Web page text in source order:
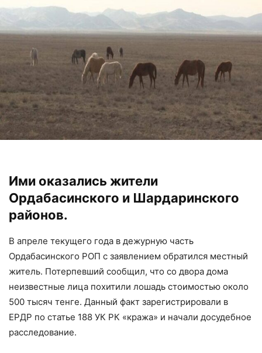
Ими оказались жители
Ордабасинского и Шардаринского
районов.
В апреле текущего года в дежурную часть
Ордабасинского РОП с заявлением обратился местный
житель. Потерпевший сообщил, что со двора дома
неизвестные лица похитили лошадь стоимостью около
500 тысяч тенге. Данный факт зарегистрировали в
ЕРДР по статье 188 УК РК «кража» и начали досудебное
расследование.